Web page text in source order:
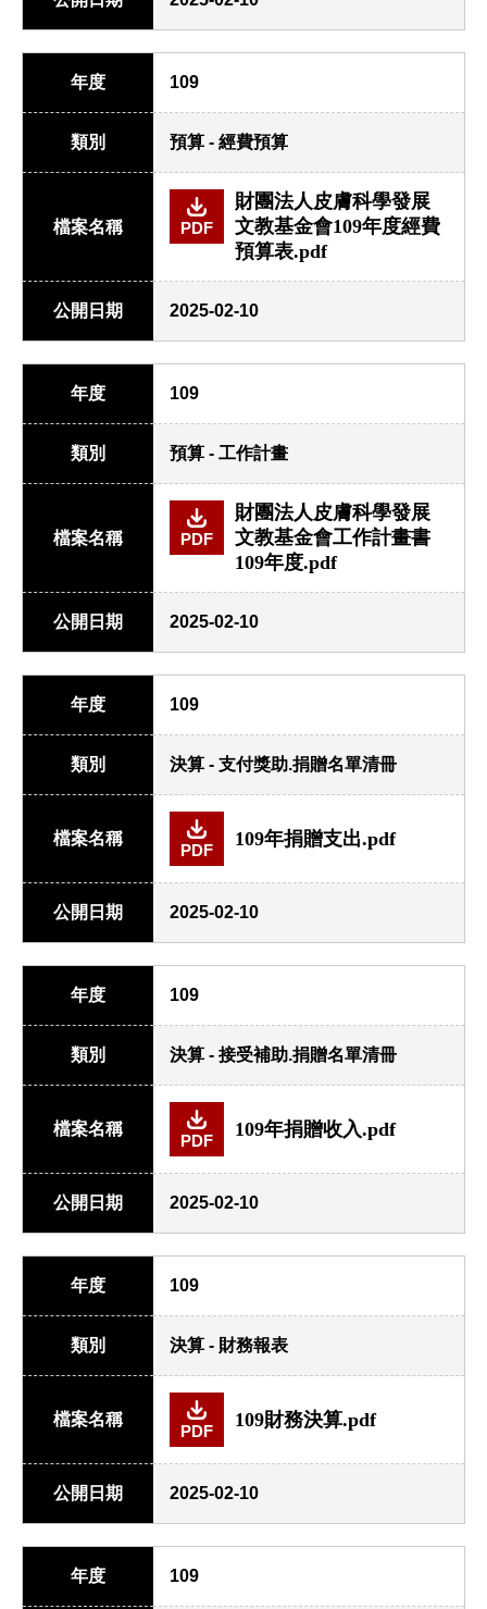
年度 109
類別 預算 - 經費預算
檔案名稱 PDF
財團法人皮膚科學發展
文教基金會109年度經費
預算表.pdf
公開日期 2025-02-10
年度 109
類別 預算 - 工作計畫
檔案名稱 PDF
財團法人皮膚科學發展
文教基金會工作計畫書
109年度.pdf
公開日期 2025-02-10
年度 109
類別 決算 - 支付獎助.捐贈名單清冊
檔案名稱
PDF
109年捐贈支出.pdf
公開日期 2025-02-10
年度 109
類別 決算 - 接受補助.捐贈名單清冊
檔案名稱
PDF
109年捐贈收入.pdf
公開日期 2025-02-10
年度 109
類別 決算 - 財務報表
檔案名稱
PDF
109財務決算.pdf
公開日期 2025-02-10
年度 109